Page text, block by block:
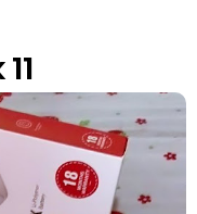
Panduan Lengkap DNS
GoPartner Gojek
Friday, 7 August